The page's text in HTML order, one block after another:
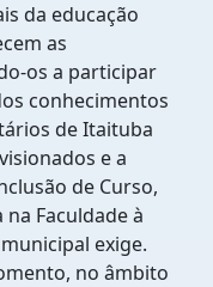
da educação
as
os a participar
conhecimentos
de Itaituba
e a
de Curso,
Faculdade à
exige.
no âmbito